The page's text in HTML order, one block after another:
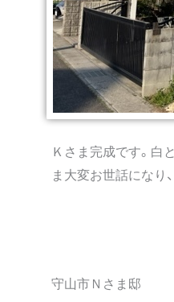
Ｋさま完成です。白
ま大変お世話になり
守山市Ｎさま邸